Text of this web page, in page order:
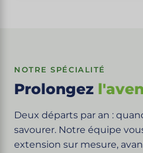
NOTRE SPÉCIALITÉ
Prolongez
Deux départs par an :
savourer. Notre équipe
extension sur mesure,